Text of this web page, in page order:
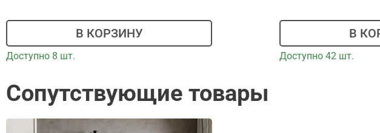
В КОРЗИНУ
Доступно 8 шт.
В
Доступно 42 шт.
Сопутствующие товары